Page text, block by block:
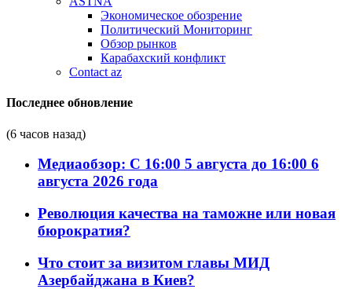
Экономическое обозрение
Политический Мониторинг
Обзор рынков
Карабахский конфликт
Contact az
Последнее обновление
(6 часов назад)
Медиаобзор: С 16:00 5 августа до 16:00 6
августа 2026 года
Революция качества на таможне или новая
бюрократия?
Что стоит за визитом главы МИД
Азербайджана в Киев?